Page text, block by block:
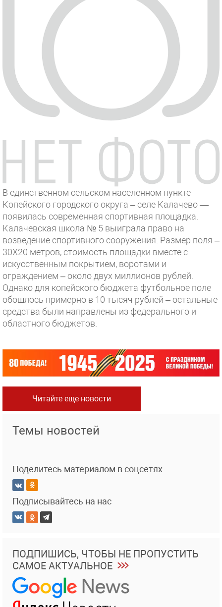
В единственном сельском населенном пункте
Копейского городского округа – селе Калачево —
появилась современная спортивная площадка.
Калачевская школа № 5 выиграла право на
возведение спортивного сооружения. Размер поля –
30Х20 метров, стоимость площадки вместе с
искусственным покрытием, воротами и
ограждением – около двух миллионов рублей.
Однако для копейского бюджета футбольное поле
обошлось примерно в 10 тысяч рублей – остальные
средства были направлены из федерального и
областного бюджетов.
Читайте еще новости
Темы новостей
Поделитесь материалом в соцсетях
Подписывайтесь на нас
ПОДПИШИСЬ, ЧТОБЫ НЕ ПРОПУСТИТЬ
САМОЕ АКТУАЛЬНОЕ